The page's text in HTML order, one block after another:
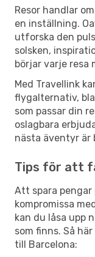
Resor handlar
en inställning.
utforska den
solsken,
börjar varje resa
Med Travellink
flygalternativ,
som passar din
oslagbara
nästa äventyr är
Tips för att
Att spara
kompromissa
kan du låsa upp
som finns. Så
till Barcelona: